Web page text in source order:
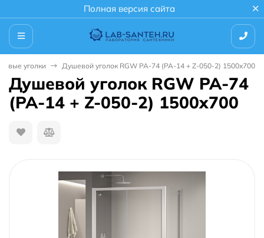
Полная версия сайта
уголки Душевой уголок RGW PA-74 (PA-14 + Z-050-2) 1500x700
Душевой уголок RGW PA-74
(PA-14 + Z-050-2) 1500x700